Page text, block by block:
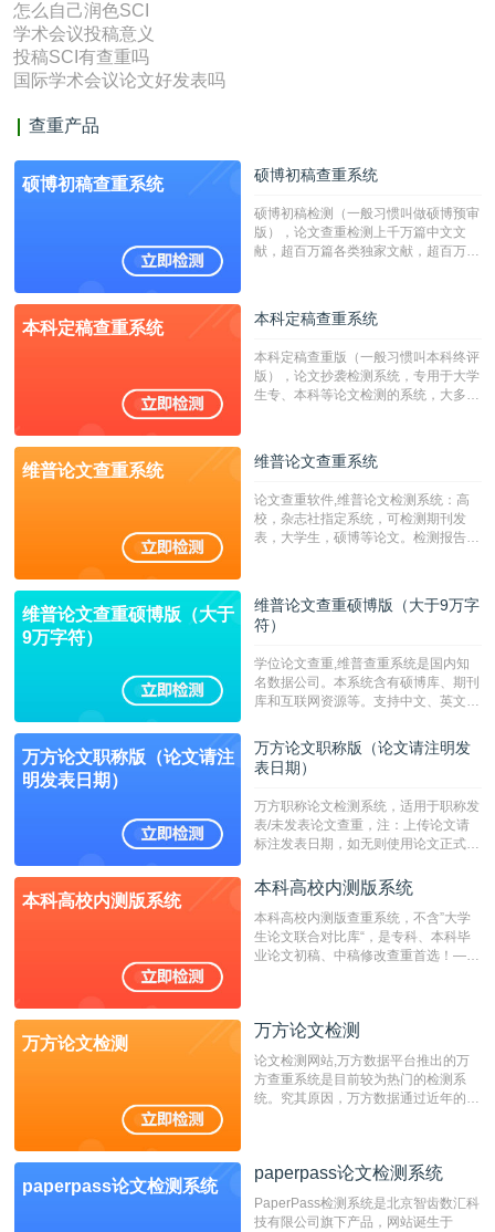
怎么自己润色SCI
学术会议投稿意义
投稿SCI有查重吗
国际学术会议论文好发表吗
查重产品
硕博初稿查重系统 硕博初稿查重系统
硕博初稿检测（一般习惯叫做硕博预审
版），论文查重检测上千万篇中文文
献，超百万篇各类独家文献，超百万港
校用来检测硕博论文的系统，检测范围
广，数据来源真实，检测算法合理!本
字符数30万）
本科定稿查重系统 本科定稿查重系统
本科定稿查重版（一般习惯叫本科终评
版），论文抄袭检测系统，专用于大学
生专、本科等论文检测的系统，大多数
维普论文查重系统 维普论文查重系统
论文查重软件,维普论文检测系统：高
校，杂志社指定系统，可检测期刊发
表，大学生，硕博等论文。检测报告支
维普论文查重硕博版（大于
9万字符）
维普论文查重硕博版（大于9万字
符）
学位论文查重,维普查重系统是国内知
名数据公司。本系统含有硕博库、期刊
库和互联网资源等。支持中文、英文、
定院校！！！
万方论文职称版（论文请注
明发表日期）
万方论文职称版（论文请注明发
表日期）
万方职称论文检测系统，适用于职称发
表/未发表论文查重，注：上传论文请
标注发表日期，如无则使用论文正式发
成时间作为发表日期。
本科高校内测版系统
本科高校内测版系统
本科高校内测版查重系统，不含”大学
生论文联合对比库“，是专科、本科毕
业论文初稿、中稿修改查重首选！——
万方论文检测
万方论文检测
论文检测网站,万方数据平台推出的万
方查重系统是目前较为热门的检测系
统。究其原因，万方数据通过近年的发
非。其次，相对于知网而言，万方检测
重的推荐系统。
paperpass论文检测系统
paperpass论文检测系统
PaperPass检测系统是北京智齿数汇科
技有限公司旗下产品，网站诞生于